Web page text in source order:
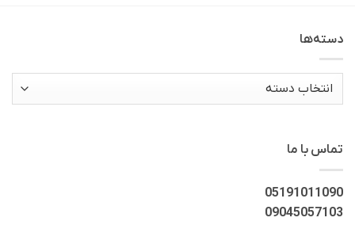
دسته‌ها
دسته‌ها
تماس با ما
05191011090
09045057103